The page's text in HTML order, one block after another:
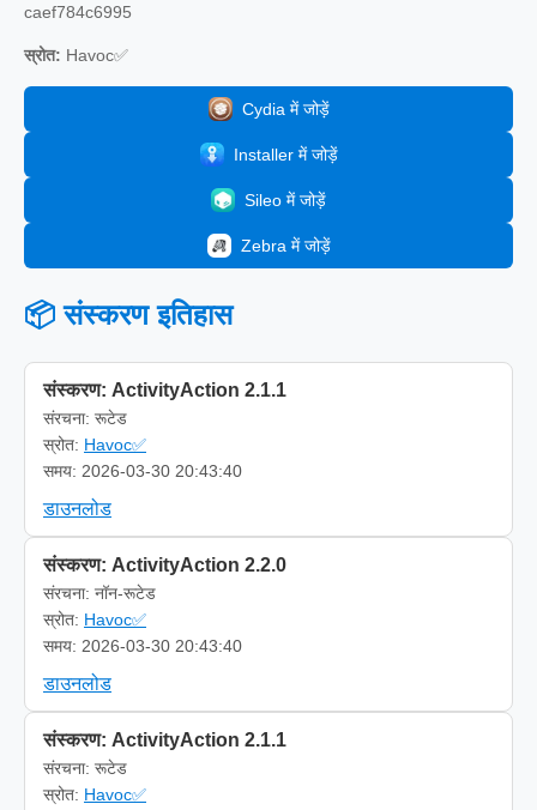
caef784c6995
स्रोत: Havoc✅
Cydia में जोड़ें
Installer में जोड़ें
Sileo में जोड़ें
Zebra में जोड़ें
📦 संस्करण इतिहास
संस्करण: ActivityAction 2.1.1
संरचना: रूटेड
स्रोत: Havoc✅
समय: 2026-03-30 20:43:40
डाउनलोड
संस्करण: ActivityAction 2.2.0
संरचना: नॉन-रूटेड
स्रोत: Havoc✅
समय: 2026-03-30 20:43:40
डाउनलोड
संस्करण: ActivityAction 2.1.1
संरचना: रूटेड
स्रोत: Havoc✅